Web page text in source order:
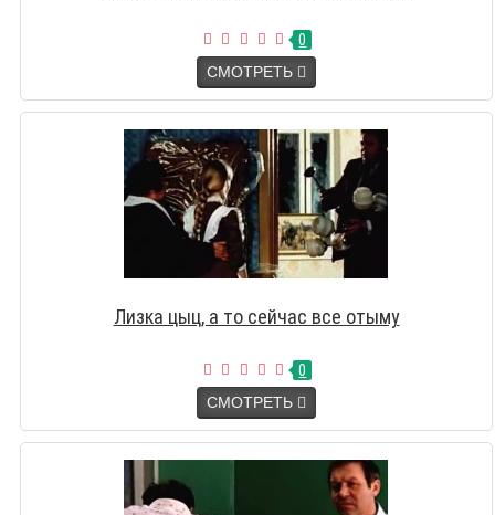
0
СМОТРЕТЬ
Лизка цыц, а то сейчас все отыму
0
СМОТРЕТЬ